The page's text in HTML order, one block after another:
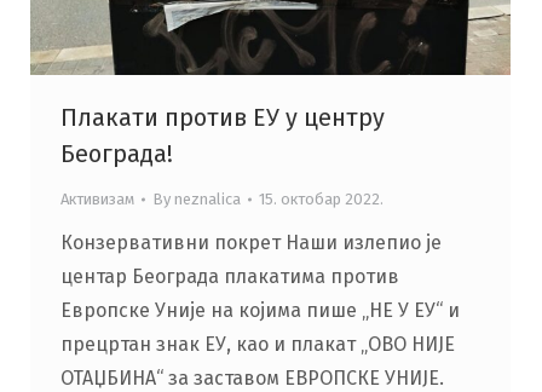
Плакати против ЕУ у центру
Београда!
Активизам By neznalica 15. октобар 2022.
Конзервативни покрет Наши излепио је
центар Београда плакатима против
Европске Уније на којима пише „НЕ У ЕУ“ и
прецртан знак ЕУ, као и плакат „ОВО НИЈЕ
ОТАЏБИНА“ за заставом ЕВРОПСКЕ УНИЈЕ.